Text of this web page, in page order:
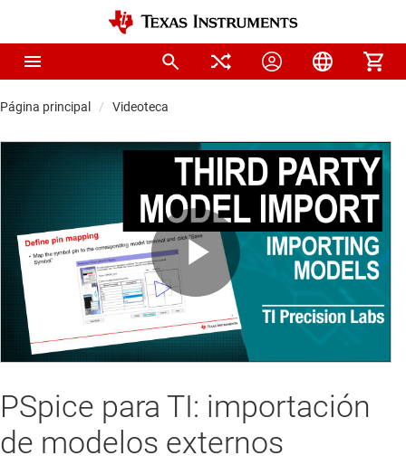
Página principal Videoteca
Play
Video
PSpice para TI: importación
de modelos externos